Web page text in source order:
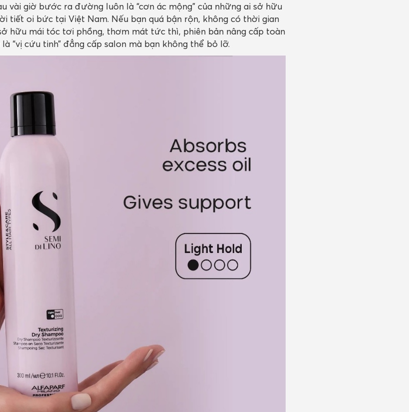
vài giờ bước ra đường luôn là “cơn ác mộng” của những ai sở hữu
tiết oi bức tại Việt Nam. Nếu bạn quá bận rộn, không có thời gian
hữu mái tóc tơi phồng, thơm mát tức thì, phiên bản nâng cấp toàn
“vị cứu tinh” đẳng cấp salon mà bạn không thể bỏ lỡ.